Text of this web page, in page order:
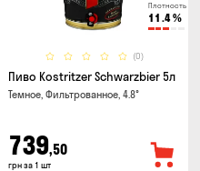
Плотность
11.4%
(0)
Пиво Kostritzer Schwarzbier 5л
Темное, Фильтрованное, 4.8°
739,50
грн за 1 шт